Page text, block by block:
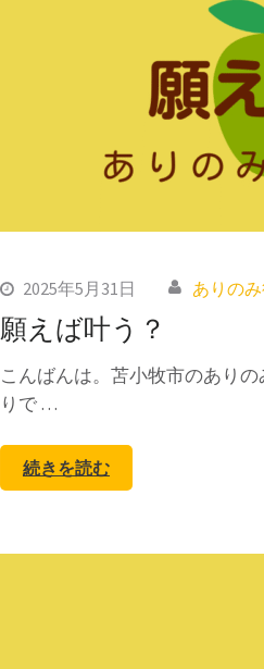
2025年5月31日 ありの
願えば叶う？
こんばんは。苫小牧市のあり
りで …
続きを読む